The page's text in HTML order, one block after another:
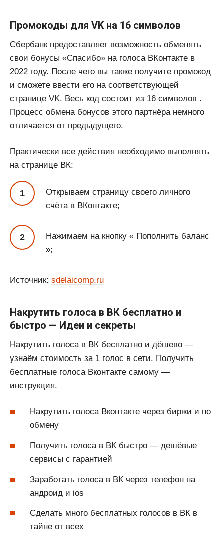
Промокоды для VK на 16 символов
Сбербанк предоставляет возможность обменять
свои бонусы «Спасибо» на голоса ВКонтакте в
2022 году. После чего вы также получите промокод
и сможете ввести его на соответствующей
странице VK. Весь код состоит из 16 символов .
Процесс обмена бонусов этого партнёра немного
отличается от предыдущего.
Практически все действия необходимо выполнять
на странице ВК:
Открываем страницу своего личного
счёта в ВКонтакте;
Нажимаем на кнопку « Пополнить баланс
»;
Источник: sdelaicomp.ru
Накрутить голоса в ВК бесплатно и
быстро — Идеи и секреты
Накрутить голоса в ВК бесплатно и дёшево —
узнаём стоимость за 1 голос в сети. Получить
бесплатные голоса Вконтакте самому —
инструкция.
Накрутить голоса Вконтакте через биржи и по
обмену
Получить голоса в ВК быстро — дешёвые
сервисы с гарантией
Заработать голоса в ВК через телефон на
андроид и ios
Сделать много бесплатных голосов в ВК в
тайне от всех